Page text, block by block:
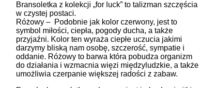
Bransoletka z kolekcji „for luck” to talizman szczęścia
w czystej postaci.
Różowy – Podobnie jak kolor czerwony, jest to
symbol miłości, ciepła, pogody ducha, a także
przyjaźni. Kolor ten wyraża ciepłe uczucia jakimi
darzymy bliską nam osobę, szczerość, sympatie i
oddanie. Różowy to barwa która pobudza organizm
do działania i wzmacnia więzi międzyludzkie, a także
umożliwia czerpanie większej radości z zabaw.